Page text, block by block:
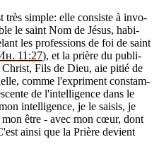
très simple: elle consiste à invo­
le saint Nom de Jésus, habi­
les pro­fes­sions de foi de saint
11:27), et la prière du publi­
Christ, Fils de Dieu, aie pitié de
comme l'ex­priment constam­
de l'in­tel­li­gence dans le
intel­li­gence, je le sai­sis, je
être - avec mon cœur, dont
ainsi que la Prière devient